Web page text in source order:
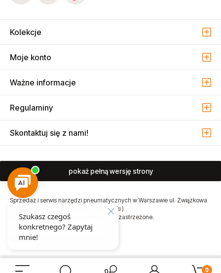
Kolekcje
Moje konto
Ważne informacje
Regulaminy
Skontaktuj się z nami!
pokaż pełną wersję strony
Sprzedaż i serwis narzędzi pneumatycznych w Warszawie ul. Związkowa
15, 04-522 Warszawa ( Marysin Wawerski )
© 2026 Atmo Sp. z o.o. Wszelkie prawa zastrzeżone.
Sklep internetowy Shoper Premium